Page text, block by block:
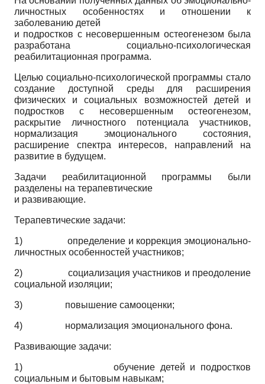
личностных особенностях и отношении к
заболеванию детей
и подростков с несовершенным остеогенезом была
разработана социально-психологическая
реабилитационная программа.
Целью социально-психологической программы стало
создание доступной среды для расширения
физических и социальных возможностей детей и
подростков с несовершенным остеогенезом,
раскрытие личностного потенциала участников,
нормализация эмоционального состояния,
расширение спектра интересов, направлений на
развитие в будущем.
Задачи реабилитационной программы были
разделены на терапевтические
и развивающие.
Терапевтические задачи:
1) определение и коррекция эмоционально-
личностных особенностей участников;
2) социализация участников и преодоление
социальной изоляции;
3) повышение самооценки;
4) нормализация эмоционального фона.
Развивающие задачи:
1) обучение детей и подростков
социальным и бытовым навыкам;